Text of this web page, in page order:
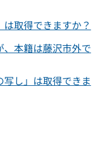
は取得できますか？
本籍は藤沢市外で
写し」は取得できま